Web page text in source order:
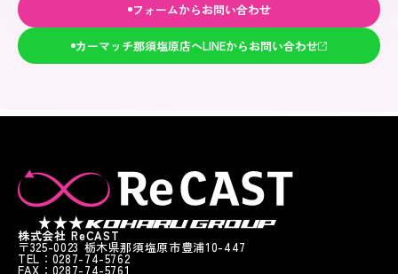
フォームからお問い合わせ
カーマッチ那須塩原店へLINEからお問い合わせ
株式会社 ReCAST
〒325-0023 栃木県那須塩原市豊浦10-447
TEL：0287-74-5762
FAX：0287-74-5761